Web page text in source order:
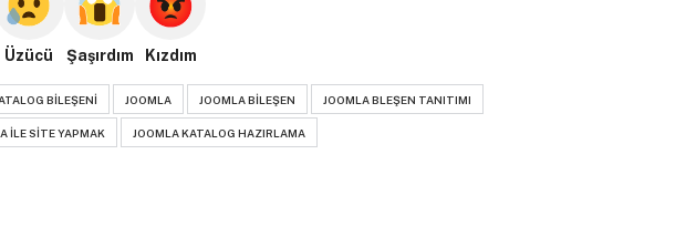
Üzücü Şaşırdım Kızdım
BILEŞENI JOOMLA JOOMLA BILEŞEN JOOMLA BLEŞEN TANITIMI
ILE SITE YAPMAK JOOMLA KATALOG HAZIRLAMA